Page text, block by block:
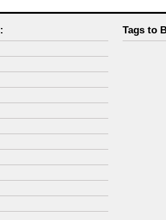
Tags to